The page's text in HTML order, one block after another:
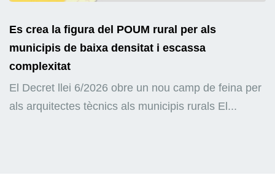
Es crea la figura del POUM rural per als
municipis de baixa densitat i escassa
complexitat
El Decret llei 6/2026 obre un nou camp de feina per
als arquitectes tècnics als municipis rurals El...